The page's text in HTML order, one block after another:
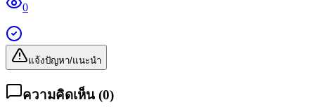
0
แจ้งปัญหา/แนะนำ
ความคิดเห็น (0)